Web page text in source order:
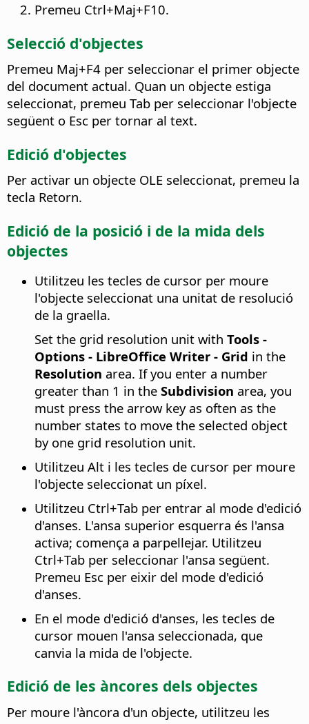
Premeu Ctrl+Maj+F10.
Selecció d'objectes
Premeu Maj+F4 per seleccionar el primer objecte
del document actual. Quan un objecte estiga
seleccionat, premeu Tab per seleccionar l'objecte
següent o Esc per tornar al text.
Edició d'objectes
Per activar un objecte OLE seleccionat, premeu la
tecla Retorn.
Edició de la posició i de la mida dels
objectes
Utilitzeu les tecles de cursor per moure
l'objecte seleccionat una unitat de resolució
de la graella.
Set the grid resolution unit with Tools -
Options - LibreOffice Writer - Grid in the
Resolution area. If you enter a number
greater than 1 in the Subdivision area, you
must press the arrow key as often as the
number states to move the selected object
by one grid resolution unit.
Utilitzeu Alt i les tecles de cursor per moure
l'objecte seleccionat un píxel.
Utilitzeu Ctrl+Tab per entrar al mode d'edició
d'anses. L'ansa superior esquerra és l'ansa
activa; comença a parpellejar. Utilitzeu
Ctrl+Tab per seleccionar l'ansa següent.
Premeu Esc per eixir del mode d'edició
d'anses.
En el mode d'edició d'anses, les tecles de
cursor mouen l'ansa seleccionada, que
canvia la mida de l'objecte.
Edició de les àncores dels objectes
Per moure l'àncora d'un objecte, utilitzeu les